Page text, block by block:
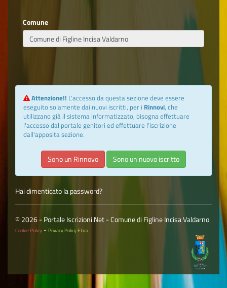
Comune
Attenzione!! L'accesso da questa sezione deve essere
eseguito solamente dai nuovi iscritti, per i Rinnovi, che
utilizzano già il sistema informatizzato, bisogna effettuare
l'accesso dal portale genitori ed effettuare l'iscrizione
dall'apposita sezione.
Sono un Rinnovo
Hai dimenticato la password?
© 2026 - Portale Iscrizioni.Net - Comune di Figline Incisa Valdarno
Cookie Policy - Privacy Policy Etica